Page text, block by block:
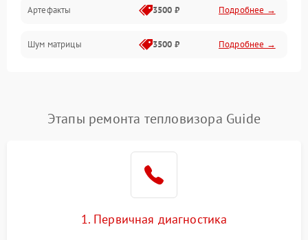
Матрица
Проблемы питания
Сбои коммуникаций и интерфейсов
Экран (дисплей)
Артефакты 3500 ₽ Подробнее →
Шум матрицы 3500 ₽ Подробнее →
Этапы ремонта тепловизора Guide
1. Первичная диагностика